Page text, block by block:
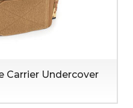
Carrier Undercover